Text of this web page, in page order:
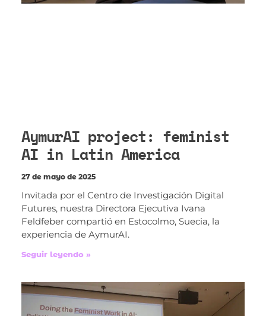
AymurAI project: feminist
AI in Latin America
27 de mayo de 2025
Invitada por el Centro de Investigación Digital
Futures, nuestra Directora Ejecutiva Ivana
Feldfeber compartió en Estocolmo, Suecia, la
experiencia de AymurAI.
Seguir leyendo »